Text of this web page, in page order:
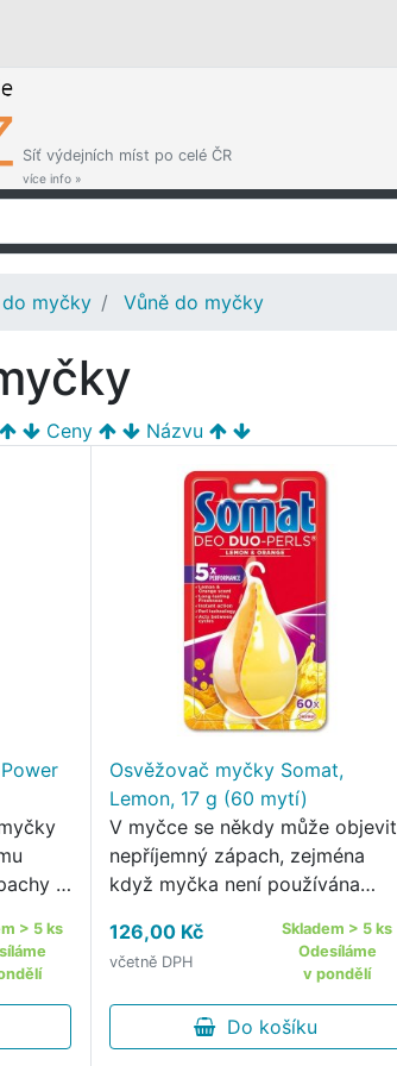
Síť výdejních míst po celé ČR
více info »
myčky Vůně do myčky
Ceny Názvu
a
> 5 ks
Osvěžovač myčky Somat,
Lemon, 17 g (60 mytí)
V myčce se někdy může objevit
nepříjemný zápach, zejména
když myčka není používána
osvěžovači myčky Somat
Deodorizing Pearls Pomocí
osvěžovače Deodorizing …
126,00 Kč
včetně DPH
Skladem > 5 ks
Odesíláme
v pondělí
Do košíku